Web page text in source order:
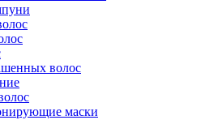
волос
маски